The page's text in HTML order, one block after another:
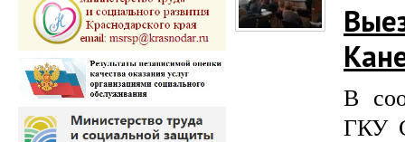
В
ГКУ